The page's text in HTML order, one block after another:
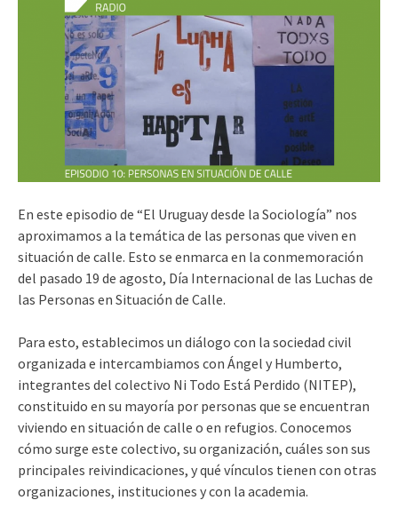
En este episodio de “El Uruguay desde la Sociología” nos
aproximamos a la temática de las personas que viven en
situación de calle. Esto se enmarca en la conmemoración
del pasado 19 de agosto, Día Internacional de las Luchas de
las Personas en Situación de Calle.
Para esto, establecimos un diálogo con la sociedad civil
organizada e intercambiamos con Ángel y Humberto,
integrantes del colectivo Ni Todo Está Perdido (NITEP),
constituido en su mayoría por personas que se encuentran
viviendo en situación de calle o en refugios. Conocemos
cómo surge este colectivo, su organización, cuáles son sus
principales reivindicaciones, y qué vínculos tienen con otras
organizaciones, instituciones y con la academia.